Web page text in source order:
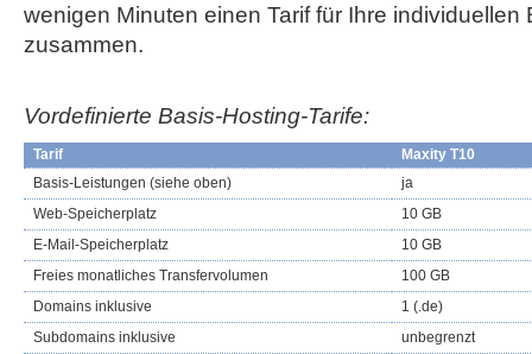
wenigen Minuten einen Tarif für Ihre individuellen
zusammen.
Vordefinierte Basis-Hosting-Tarife:
Tarif
Maxity T10
Basis-Leistungen (siehe oben)
ja
Web-Speicherplatz
10 GB
E-Mail-Speicherplatz
10 GB
Freies monatliches Transfervolumen
100 GB
Domains inklusive
1 (.de)
Subdomains inklusive
unbegrenzt